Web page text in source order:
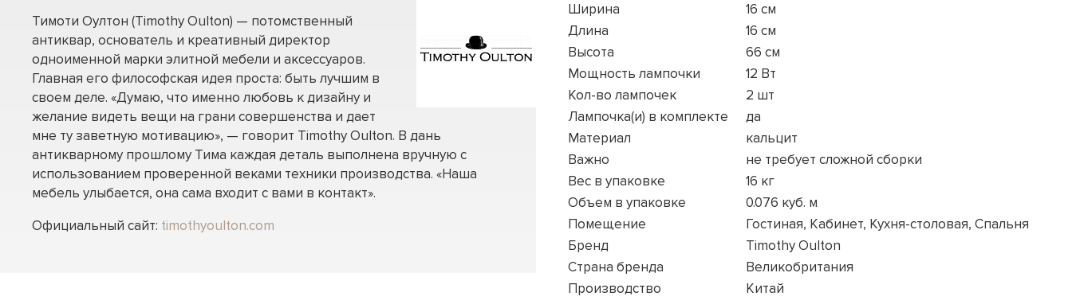
Тимоти Оултон (Timothy Oulton) — потомственный
антиквар, основатель и креативный директор
одноименной марки элитной мебели и аксессуаров.
Главная его философская идея проста: быть лучшим в
своем деле. «Думаю, что именно любовь к дизайну и
желание видеть вещи на грани совершенства и дает
мне ту заветную мотивацию», — говорит Timothy Oulton. В дань
антикварному прошлому Тима каждая деталь выполнена вручную с
использованием проверенной веками техники производства. «Наша
мебель улыбается, она сама входит с вами в контакт».
Официальный сайт: timothyoulton.com
Ширина
16 см
Длина
16 см
Высота
66 см
Мощность лампочки
12 Вт
Кол-во лампочек
2 шт
Лампочка(и) в комплекте
да
Материал
кальцит
Важно
не требует сложной сборки
Вес в упаковке
16 кг
Объем в упаковке
0.076 куб. м
Помещение
Гостиная, Кабинет, Кухня-столовая, Спальня
Бренд
Timothy Oulton
Страна бренда
Великобритания
Производство
Китай